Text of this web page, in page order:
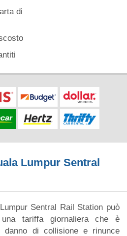
di
Lumpur Sentral
Sentral Rail Station può
tariffa giornaliera che è
danno di collisione e rinunce